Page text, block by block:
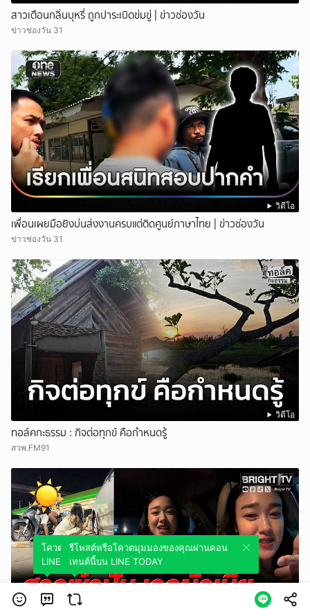
สาวเตือนกลิ่นบุหรี่ ถูกปาระเบิดข่มขู่ | ข่าวช่องวัน
ข่าวช่องวัน 31
วิดีโอ
เพื่อนเผยมือยิงบ่นส่งงานครบแต่ติดศูนย์ภาษาไทย | ข่าวช่องวัน
ข่าวช่องวัน 31
วิดีโอ
ทอล์คกะธรรม : กิจต่อทุกข์ คือกำหนดรู้
สวพ.FM91
โควตมุมมองของคุณผ่านคอนเทนต์นี้บน
LINE TODAY
รีโพสต์หรือโควตมุมมองของคุณผ่านคอน
เทนต์นี้บน LINE TODAY